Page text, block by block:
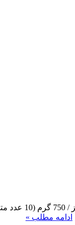
ادامه مطلب »